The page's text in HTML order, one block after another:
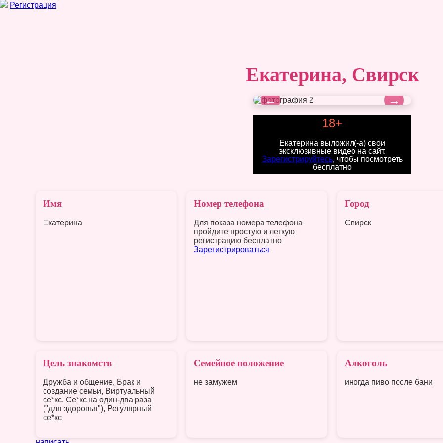
Регистрация
Екатерина, Свирск
←
→
18+
Екатерина выложил(-а) свои
эксклюзивные видео на сайт.
Зарегистрируйтесь, чтобы посмотреть
бесплатно
Имя
Екатерина
Номер телефона
Для показа номера телефона
пройдите простую и легкую
регистрацию бесплатно
Зарегистрироваться
Город
Свирск
Цель знакомств
Дружба и общение, Брак и
создание семьи, Виртуальный
се*кс, Се*кс на один-два раза
("для здоровья"), Регулярный
се*кс
Семейное положение
не замужем
Алкоголь
иногда пиво после бани